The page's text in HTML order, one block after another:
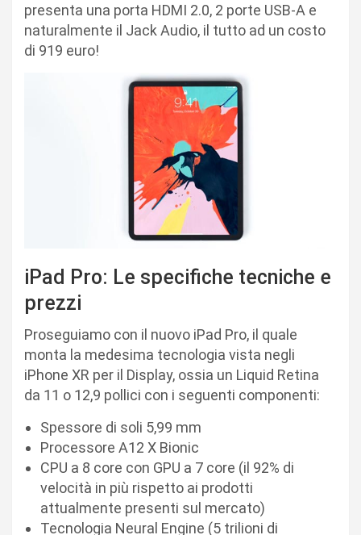
presenta una porta HDMI 2.0, 2 porte USB-A e
naturalmente il Jack Audio, il tutto ad un costo
di 919 euro!
iPad Pro: Le specifiche tecniche e
prezzi
Proseguiamo con il nuovo iPad Pro, il quale
monta la medesima tecnologia vista negli
iPhone XR per il Display, ossia un Liquid Retina
da 11 o 12,9 pollici con i seguenti componenti:
Spessore di soli 5,99 mm
Processore A12 X Bionic
CPU a 8 core con GPU a 7 core (il 92% di
velocità in più rispetto ai prodotti
attualmente presenti sul mercato)
Tecnologia Neural Engine (5 trilioni di